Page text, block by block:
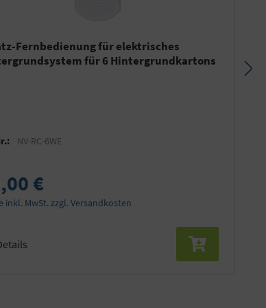
Fernbedienung für elektrisches
für 6 Hintergrundkartons
NV-RC-6WE
€
inkl. MwSt. zzgl. Versandkosten